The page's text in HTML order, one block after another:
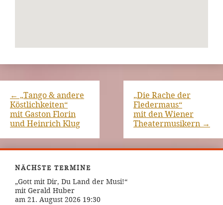
← „Tango & andere
Köstlichkeiten“
mit Gaston Florin
und Heinrich Klug
„Die Rache der
Fledermaus“
mit den Wiener
Theatermusikern →
NÄCHSTE TERMINE
„Gott mit Dir, Du Land der Musi!“
mit Gerald Huber
am 21. August 2026 19:30